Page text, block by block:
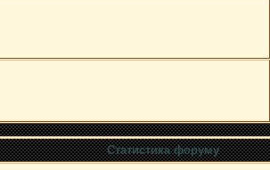
Статистика форуму